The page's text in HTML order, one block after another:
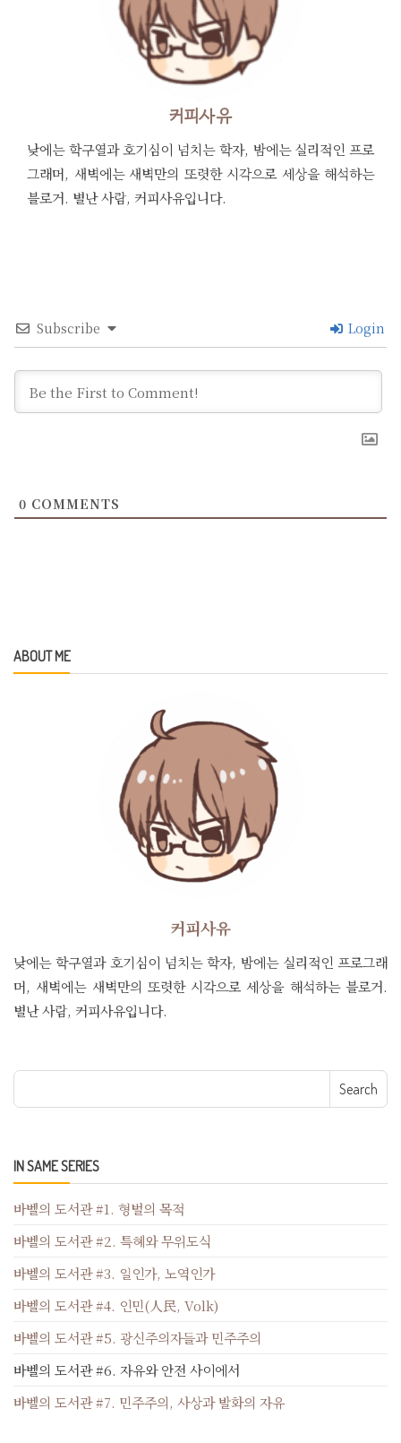
커피사유
낮에는 학구열과 호기심이 넘치는 학자, 밤에는 실리적인 프로
그래머, 새벽에는 새벽만의 또렷한 시각으로 세상을 해석하는
블로거. 별난 사람, 커피사유입니다.
Subscribe Login
0 COMMENTS
ABOUT ME
커피사유
낮에는 학구열과 호기심이 넘치는 학자, 밤에는 실리적인 프로그래
머, 새벽에는 새벽만의 또렷한 시각으로 세상을 해석하는 블로거.
별난 사람, 커피사유입니다.
IN SAME SERIES
바벨의 도서관 #1. 형벌의 목적
바벨의 도서관 #2. 특혜와 무위도식
바벨의 도서관 #3. 일인가, 노역인가
바벨의 도서관 #4. 인민(人民, Volk)
바벨의 도서관 #5. 광신주의자들과 민주주의
바벨의 도서관 #6. 자유와 안전 사이에서
바벨의 도서관 #7. 민주주의, 사상과 발화의 자유